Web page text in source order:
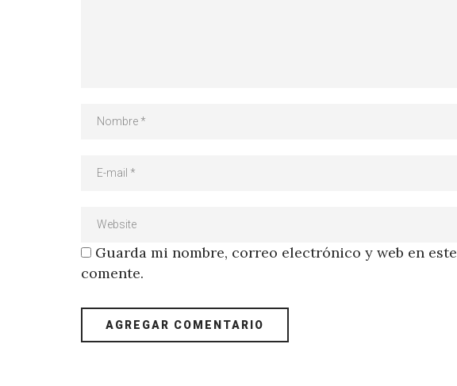
Guarda mi nombre, correo electrónico y web en
comente.